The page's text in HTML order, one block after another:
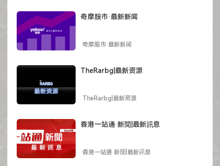
奇摩股市·最新新闻
奇摩股市·最新新闻
TheRarbg|最新资源
TheRarbg|最新资源
香港一站通·新聞|最新訊息
香港一站通·新聞|最新訊息